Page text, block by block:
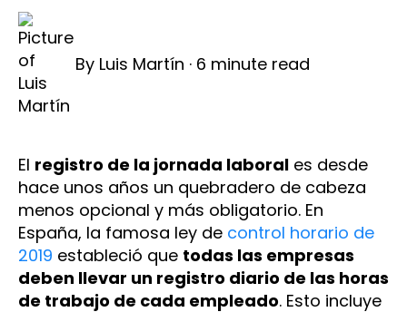
By Luis Martín · 6 minute read
El registro de la jornada laboral es desde
hace unos años un quebradero de cabeza
menos opcional y más obligatorio. En
España, la famosa ley de control horario de
2019 estableció que todas las empresas
deben llevar un registro diario de las horas
de trabajo de cada empleado​. Esto incluye